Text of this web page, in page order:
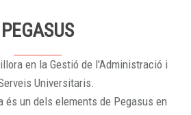
PEGASUS
en la Gestió de l'Administració i
Universitaris.
és un dels elements de Pegasus en